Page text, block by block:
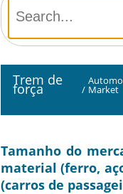
Trem de
força / Market
Tamanho do
material (ferro,
(carros de